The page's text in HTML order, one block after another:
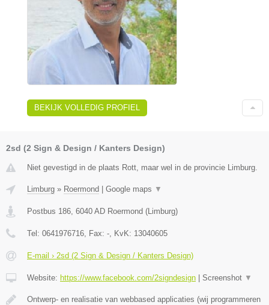
BEKIJK VOLLEDIG PROFIEL
2sd (2 Sign & Design / Kanters Design)
Niet gevestigd in de plaats Rott, maar wel in de provincie Limburg.
Limburg » Roermond Google maps ▼
Postbus 186 6040 AD Roermond ( Limburg)
Tel: 0641976716 , Fax: - , KvK: 13040605
E-mail › 2sd (2 Sign & Design / Kanters Design)
Website: https://www.facebook.com/2signdesign Screenshot ▼
Ontwerp- en realisatie van webbased applicaties (wij programmeren